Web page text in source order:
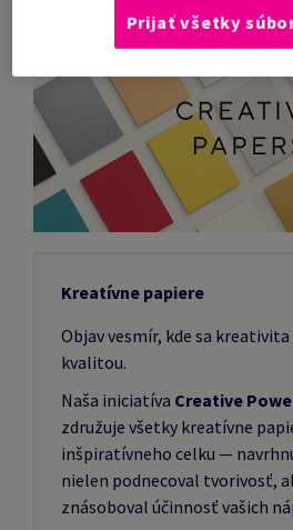
Kreatívne papiere
Objav vesmír, kde sa
kvalitou.
Naša iniciatíva Creative
združuje všetky kreatívne
inšpiratívneho celku —
nielen podnecoval tvorivosť,
znásoboval účinnosť vašich
Prijať všetky